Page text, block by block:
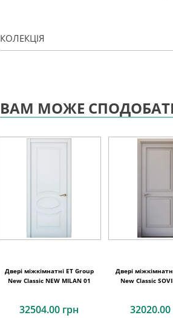
КОЛЕКЦІЯ
ВАМ МОЖЕ
Двері міжкімнатні ET Group
New Classic NEW MILAN 01
32504.00 грн
Двері
New Classic
32020.00